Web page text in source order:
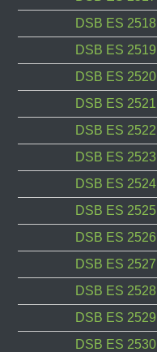
DSB ES 2518
DSB ES 2519
DSB ES 2520
DSB ES 2521
DSB ES 2522
DSB ES 2523
DSB ES 2524
DSB ES 2525
DSB ES 2526
DSB ES 2527
DSB ES 2528
DSB ES 2529
DSB ES 2530